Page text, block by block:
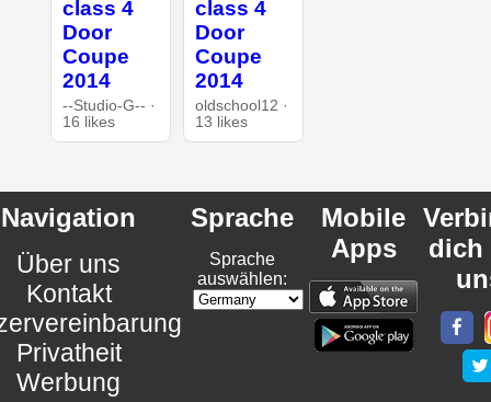
class 4
Door
Coupe
2014
--Studio-G-- ·
16 likes
class 4
Door
Coupe
2014
oldschool12 ·
13 likes
Navigation
Über uns
Kontakt
Privatheit
Werbung
Sprache
Sprache
auswählen:
Mobile
Apps
dich